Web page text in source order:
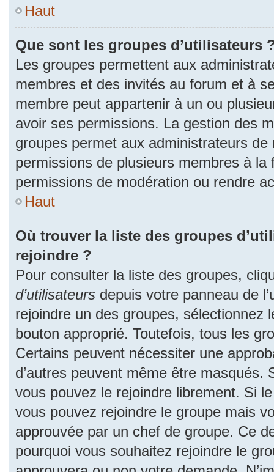
Haut
Que sont les groupes d’utilisateurs
Les groupes permettent aux
membres et des invités au forum et à
membre peut appartenir à un ou
avoir ses permissions. La gestion des
groupes permet aux administrateurs
permissions de plusieurs membres à la
permissions de modération ou rendre
Haut
Où trouver la liste des groupes
rejoindre ?
Pour consulter la liste des groupes,
d’utilisateurs depuis votre panneau de
rejoindre un des groupes, sélectionnez
bouton approprié. Toutefois, tous les
Certains peuvent nécessiter une
d’autres peuvent même être
vous pouvez le rejoindre librement. Si
vous pouvez rejoindre le groupe mais
approuvée par un chef de groupe. Ce
pourquoi vous souhaitez rejoindre le